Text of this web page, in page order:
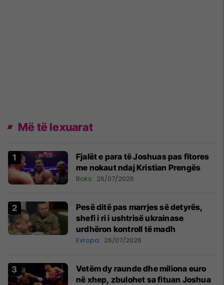
Më të lexuarat
Fjalët e para të Joshuas pas fitores
me nokaut ndaj Kristian Prengës
Boks 26/07/2026
Pesë ditë pas marrjes së detyrës,
shefi i ri i ushtrisë ukrainase
urdhëron kontroll të madh
Evropa 26/07/2026
Vetëm dy raunde dhe miliona euro
në xhep, zbulohet sa fituan Joshua